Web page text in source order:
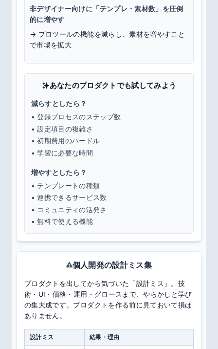
非デザイナー向けに「テンプレ・素材数」を圧倒
的に増やす
→ プロツールの機能を減らし、素材を増やすこと
で市場を拡大
あなたのプロダクトでも試してみよう
減らすとしたら？
• 登録プロセスのステップ数
• 設定項目の複雑さ
• 初期費用のハードル
• 学習に必要な時間
増やすとしたら？
• テンプレートの種類
• 連携できるサービス数
• コミュニティの活発さ
• 無料で使える機能
個人開発の設計ミス集
プロダクトを出してから気づいた「設計ミス」。技
術・UI・価格・運用・グロースまで、やらかしと学び
の集大成です。プロダクトを作る前に見ておいて損は
ありません。
設計ミス 結果・理由